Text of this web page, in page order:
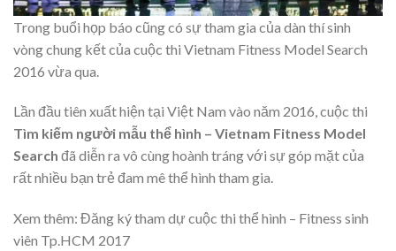
Trong buổi họp báo cũng có sự tham gia của dàn thí sinh
vòng chung kết của cuộc thi Vietnam Fitness Model Search
2016 vừa qua.
Lần đầu tiên xuất hiện tại Việt Nam vào năm 2016, cuộc thi
Tìm kiếm người mẫu thể hình – Vietnam Fitness Model
Search đã diễn ra vô cùng hoành tráng với sự góp mặt của
rất nhiều bạn trẻ đam mê thể hình tham gia.
Xem thêm: Đăng ký tham dự cuộc thi thể hình – Fitness sinh
viên Tp.HCM 2017